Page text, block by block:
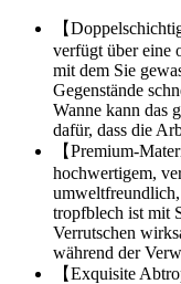
【
verfügt über eine
mit dem Sie
Gegenstände
Wanne kann das
dafür, dass die
【Premium-
hochwertigem,
tropfblech ist mit
Verrutschen
während der
【Exquisite